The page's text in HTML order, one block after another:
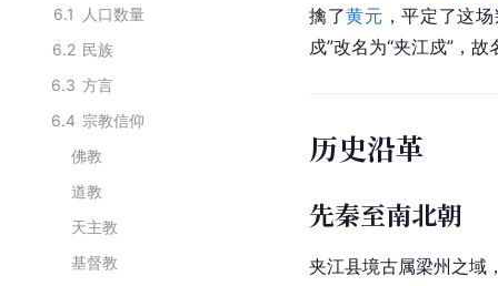
6.1
人口数量
6.2 民族
6.3 方言
6.4 宗教信仰
佛教
道教
天主教
基督教
擒了黄元 ，平定了这
戍”改名为“夹江戍”，故
历史沿革
先秦至南北朝
夹江县境古属梁州之域